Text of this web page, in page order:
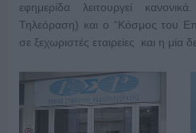
εφημερίδα λειτουργεί
Τηλεόραση) και ο “Κόσμος του
σε ξεχωριστές εταιρείες και η μία